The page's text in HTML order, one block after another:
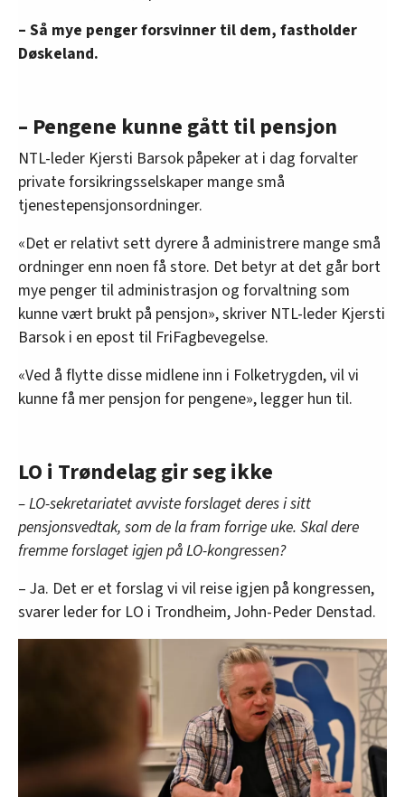
– Så mye penger forsvinner til dem, fastholder
Døskeland.
– Pengene kunne gått til pensjon
NTL-leder Kjersti Barsok påpeker at i dag forvalter
private forsikringsselskaper mange små
tjenestepensjonsordninger.
«Det er relativt sett dyrere å administrere mange små
ordninger enn noen få store. Det betyr at det går bort
mye penger til administrasjon og forvaltning som
kunne vært brukt på pensjon», skriver NTL-leder Kjersti
Barsok i en epost til FriFagbevegelse.
«Ved å flytte disse midlene inn i Folketrygden, vil vi
kunne få mer pensjon for pengene», legger hun til.
LO i Trøndelag gir seg ikke
– LO-sekretariatet avviste forslaget deres i sitt
pensjonsvedtak, som de la fram forrige uke. Skal dere
fremme forslaget igjen på LO-kongressen?
– Ja. Det er et forslag vi vil reise igjen på kongressen,
svarer leder for LO i Trondheim, John-Peder Denstad.